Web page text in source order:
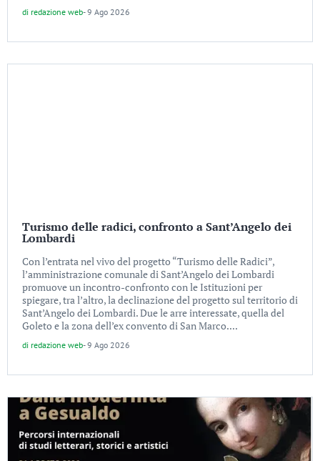
di redazione web-9 Ago 2026
Turismo delle radici, confronto a Sant’Angelo dei
Lombardi
Con l’entrata nel vivo del progetto “Turismo delle Radici”,
l’amministrazione comunale di Sant’Angelo dei Lombardi
promuove un incontro-confronto con le Istituzioni per
spiegare, tra l’altro, la declinazione del progetto sul territorio di
Sant’Angelo dei Lombardi. Due le arre interessate, quella del
Goleto e la zona dell’ex convento di San Marco....
di redazione web-9 Ago 2026